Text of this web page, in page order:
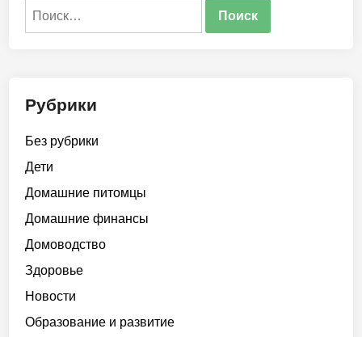
Найти:
Рубрики
Без рубрики
Дети
Домашние питомцы
Домашние финансы
Домоводство
Здоровье
Новости
Образование и развитие